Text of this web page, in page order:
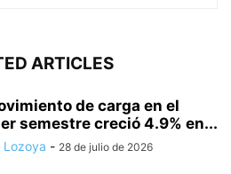
ARTICLES
de carga en el
semestre creció 4.9% en...
Lozoya - 28 de julio de 2026